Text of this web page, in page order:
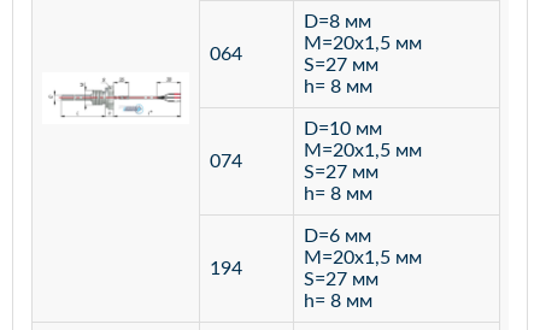
064
D=8 мм
M=20х1,5 мм
S=27 мм
h= 8 мм
074
D=10 мм
M=20х1,5 мм
S=27 мм
h= 8 мм
194
D=6 мм
M=20х1,5 мм
S=27 мм
h= 8 мм